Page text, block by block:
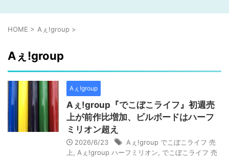
HOME > Aぇ!group >
Aぇ!group
Aぇ!group
Aぇ!group『でこぼこライフ』初週売
上が前作比増加、ビルボードはハーフ
ミリオン超え
2026/6/23
Aぇ!group でこぼこライフ 売
上
Aぇ!group ハーフミリオン
でこぼこライフ 売